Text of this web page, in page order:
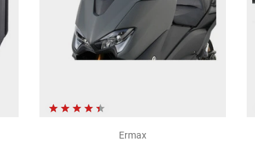
Ermax